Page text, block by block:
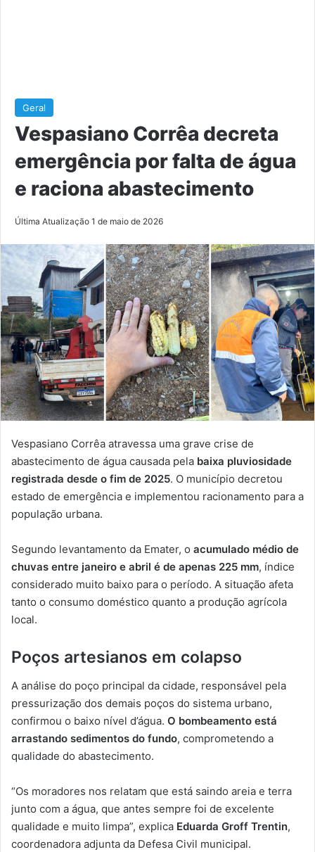
Geral
Vespasiano Corrêa decreta
emergência por falta de água
e raciona abastecimento
Última Atualização 1 de maio de 2026
Vespasiano Corrêa atravessa uma grave crise de
abastecimento de água causada pela baixa pluviosidade
registrada desde o fim de 2025. O município decretou
estado de emergência e implementou racionamento para a
população urbana.
Segundo levantamento da Emater, o acumulado médio de
chuvas entre janeiro e abril é de apenas 225 mm, índice
considerado muito baixo para o período. A situação afeta
tanto o consumo doméstico quanto a produção agrícola
local.
Poços artesianos em colapso
A análise do poço principal da cidade, responsável pela
pressurização dos demais poços do sistema urbano,
confirmou o baixo nível d’água. O bombeamento está
arrastando sedimentos do fundo, comprometendo a
qualidade do abastecimento.
“Os moradores nos relatam que está saindo areia e terra
junto com a água, que antes sempre foi de excelente
qualidade e muito limpa”, explica Eduarda Groff Trentin,
coordenadora adjunta da Defesa Civil municipal.